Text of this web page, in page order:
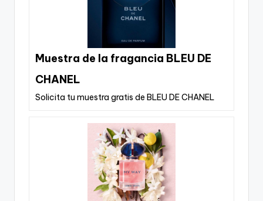
Muestra de la fragancia BLEU DE
CHANEL
Solicita tu muestra gratis de BLEU DE CHANEL